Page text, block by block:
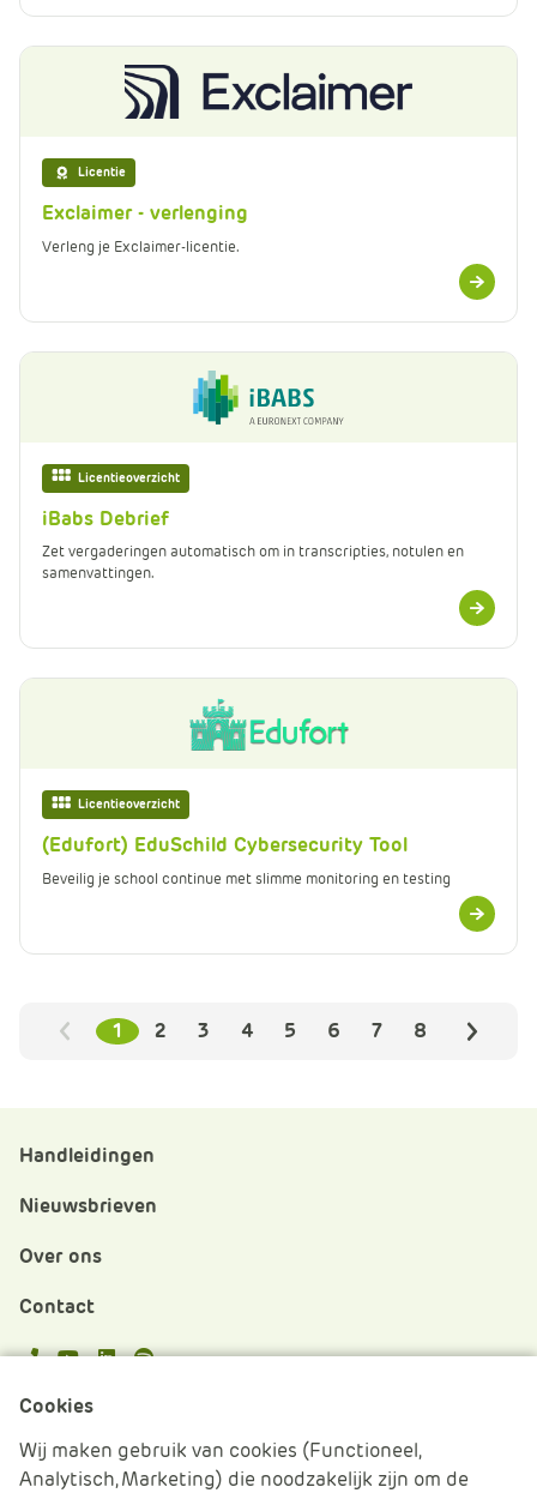
Licentie
Exclaimer - verlenging
Verleng je Exclaimer-licentie.
Meer
informatie
Licentieoverzicht
iBabs Debrief
Zet vergaderingen automatisch om in transcripties, notulen en
samenvattingen.
Meer
informatie
Licentieoverzicht
(Edufort) EduSchild Cybersecurity Tool
Beveilig je school continue met slimme monitoring en testing
Meer
informatie
Vorige
1 2 3 4 5 6 7 8
Handleidingen
Nieuwsbrieven
Over ons
Contact
Cookies beheren
Cookies
Wij maken gebruik van cookies (Functioneel,
Analytisch, Marketing) die noodzakelijk zijn om de